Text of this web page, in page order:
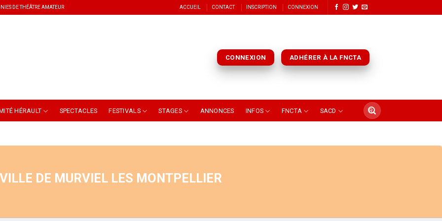
DE THÉÂTRE AMATEUR ACCUEIL CONTACT INSCRIPTION CONNEXION
CONNEXION ADHÉRER À LA FNCTA
HÉRAULT SPECTACLES FESTIVALS STAGES ANNONCES INFOS FNCTA SACD
VILLE DE MURVIEL LES MONTPELLIER